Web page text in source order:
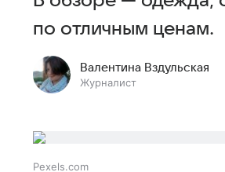
по отличным ценам.
Валентина Вздульская
Журналист
Pexels.com